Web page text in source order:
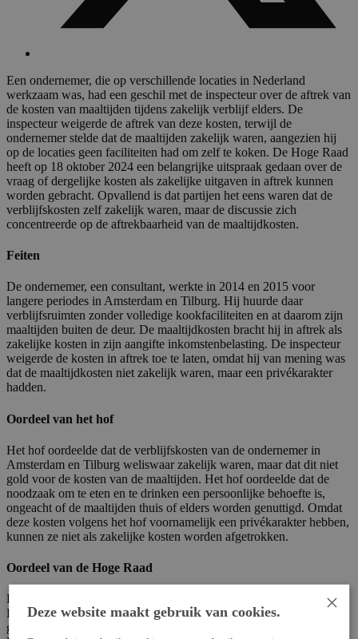
Een ondernemer, die op verschillende locaties in Nederland
werkzaam was, had een geschil met de inspecteur over de aftrek van
de kosten van maaltijden tijdens zakelijk verblijf elders. De
inspecteur weigerde de aftrek van deze kosten, terwijl de
ondernemer stelde dat de maaltijden zakelijk waren, aangezien hij
op de locaties geen faciliteiten had om zelf te koken. De Hoge Raad
heeft op 18 oktober 2024 een belangrijke uitspraak gedaan over de
vraag of dergelijke kosten als zakelijke uitgaven in aftrek kunnen
worden gebracht. Opvallend is dat partijen het eens waren dat de
verblijfskosten zelf zakelijk waren, maar de discussie zich
concentreerde op de aftrekbaarheid van de maaltijdkosten.
Feiten
De ondernemer, een consultant, werkte in 2014 en 2015 voor
langere periodes in Amsterdam en Tilburg. Hij huurde daar
verblijfsruimten zonder volledige kookfaciliteiten en at daarom zijn
maaltijden buiten de deur. De maaltijdkosten bracht hij in aftrek als
zakelijke kosten in zijn aangifte inkomstenbelasting. De inspecteur
weigerde de kosten in aftrek toe te laten, omdat hij van mening was
dat de maaltijdkosten niet zakelijk waren, maar een privékarakter
hadden.
Oordeel van het hof
Het hof oordeelde dat de verblijfskosten van de ondernemer in
Amsterdam en Tilburg weliswaar zakelijk waren, maar dat dit niet
gold voor de kosten van de maaltijden. Het hof oordeelde dat de
noodzaak om te eten en te drinken een persoonlijke behoefte is,
ongeacht of de maaltijden thuis of elders worden genuttigd. Omdat
deze kosten volgens het hof voornamelijk een privékarakter hebben,
kunnen ze niet als zakelijke kosten worden afgetrokken.
Oordeel van de Hoge Raad
De Hoge Raad heeft dit oordeel van het hof verworpen. De Hoge
Raad oordeelt dat maaltijdkosten kunnen worden aangemerkt als
gemengde kosten, die zowel zakelijke als privé-elementen bevatten.
×
Deze website maakt gebruik van cookies.